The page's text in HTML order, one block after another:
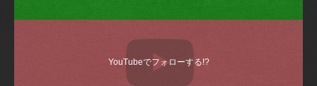
YouTubeでフォローする!?